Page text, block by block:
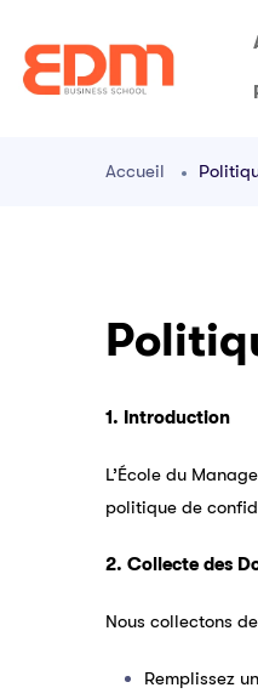
Accueil
1. Introduction
L’École du
politique de
2. Collecte des
Nous collectons
Remplissez